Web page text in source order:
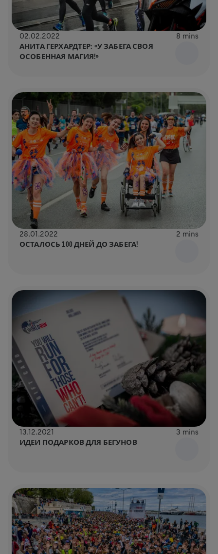
02.02.2022 8 mins
АНИТА ГЕРХАРДТЕР: «У ЗАБЕГА СВОЯ
ОСОБЕННАЯ МАГИЯ!»
28.01.2022 2 mins
ОСТАЛОСЬ 100 ДНЕЙ ДО ЗАБЕГА!
13.12.2021 3 mins
ИДЕИ ПОДАРКОВ ДЛЯ БЕГУНОВ